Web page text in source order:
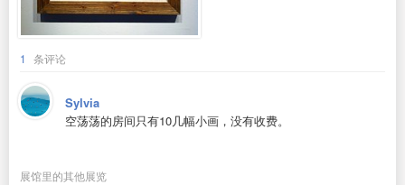
1 条评论
Sylvia
空荡荡的房间只有10几幅小画，没有收费。
展馆里的其他展览